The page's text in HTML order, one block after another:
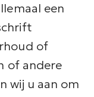
een
of
of andere
wij u aan om